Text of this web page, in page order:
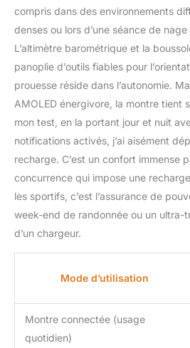
compris dans des environnements
denses ou lors d’une séance de
L’altimètre barométrique et la
panoplie d’outils fiables pour
prouesse réside dans l’autonomie.
AMOLED énergivore, la montre tient
mon test, en la portant jour et nuit
notifications activés, j’ai aisément
recharge. C’est un confort immense
concurrence qui impose une
les sportifs, c’est l’assurance de
week-end de randonnée ou un ultra-
d’un chargeur.
Mode d’utilisation
Montre connectée (usage
quotidien)